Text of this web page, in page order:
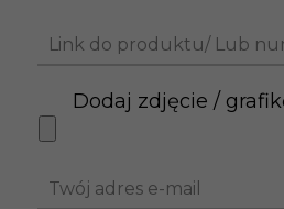
Link do produktu/ Lub
Dodaj zdjęcie /
Twój adres e-mail